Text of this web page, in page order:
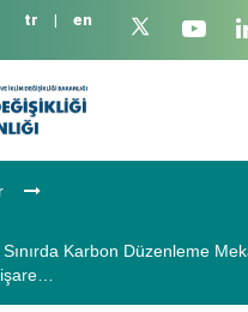
tr | en
Karbon Düzenleme